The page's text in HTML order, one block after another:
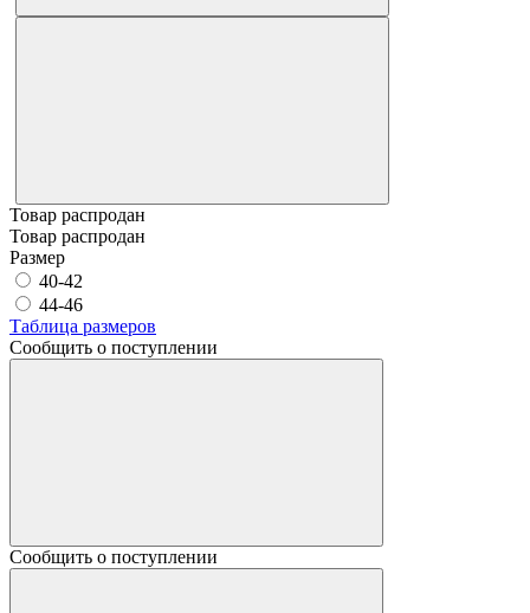
Товар распродан
Товар распродан
Размер
40-42
44-46
Таблица размеров
Сообщить о поступлении
Сообщить о поступлении